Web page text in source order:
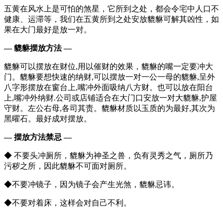
五黄在风水上是可怕的煞星，它所到之处，都会令宅中人口不
健康、运滞等，我们在五黄所到之处安放貔貅可解其凶性，如
果在大门最好是放一对。
— 貔貅摆放方法 —
貔貅可以摆放在财位,用以催财的效果，貔貅的嘴一定要冲大
门。貔貅要想快速的纳财,可以摆放一对一公一母的貔貅,呈外
八字形摆放在窗台上,嘴冲外面吸纳八方财。也可以放在阳台
上,嘴冲外纳财.公司或店铺适合在大门口安放一对大貔貅,护屋
守财。左公右母,各司其责。貔貅材质以玉质的为最好,其次为
黑曜石。最好成对摆放。
— 摆放方法禁忌 —
◆ 不要头冲厕所，貔貅为神圣之兽，负有灵秀之气，厕所乃
污秽之所，因此貔貅不可面对厕所。
◆不要冲镜子，因为镜子会产生光煞，貔貅忌讳。
◆不要对着床，这样会对自己不利。